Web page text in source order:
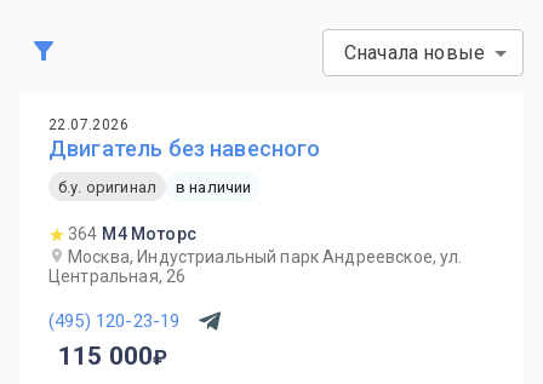
Сначала новые
22.07.2026
Двигатель без навесного
б.у. оригинал в наличии
364 М4 Моторс
Москва, Индустриальный парк Андреевское, ул.
Центральная, 26
(495) 120-23-19
115 000